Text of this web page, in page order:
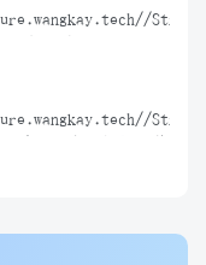
度盘&迅雷下载